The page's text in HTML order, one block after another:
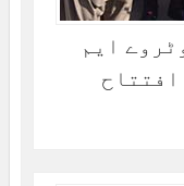
ایم
افتتاح